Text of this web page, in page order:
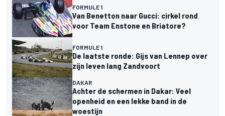
FORMULE 1
Van Benetton naar Gucci: cirkel rond
voor Team Enstone en Briatore?
FORMULE 1
De laatste ronde: Gijs van Lennep over
zijn leven lang Zandvoort
DAKAR
Achter de schermen in Dakar: Veel
openheid en een lekke band in de
woestijn